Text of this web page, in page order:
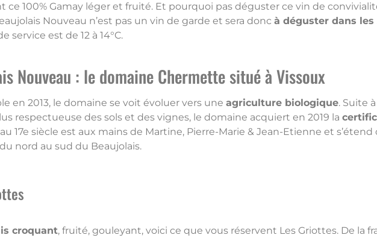
100% Gamay léger et fruité. Et pourquoi pas déguster ce vin de
Nouveau n’est pas un vin de garde et sera donc à déguster dans les
est de 12 à 14°C.
Nouveau : le domaine Chermette situé à Vissoux
en 2013, le domaine se voit évoluer vers une agriculture biologique. Suite
respectueuse des sols et des vignes, le domaine acquiert en 2019 la
17e siècle est aux mains de Martine, Pierre-Marie & Jean-Etienne et
nord au sud du Beaujolais.
croquant, fruité, gouleyant, voici ce que vous réservent Les Griottes. De la